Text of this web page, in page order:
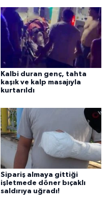
Kalbi duran genç, tahta
kaşık ve kalp masajıyla
kurtarıldı
Sipariş almaya gittiği
işletmede döner bıçaklı
saldırıya uğradı!